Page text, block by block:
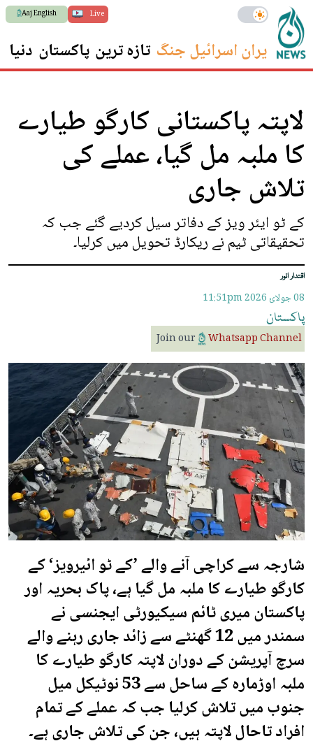
Live
Aaj English
ایران اسرائیل جنگ تازہ ترین پاکستان دنیا
لاپتہ پاکستانی کارگو طیارے
کا ملبہ مل گیا، عملے کی
تلاش جاری
کے ٹو ایئر ویز کے دفاتر سیل کردیے گئے جب کہ
تحقیقاتی ٹیم نے ریکارڈ تحویل میں کرلیا۔
اقتدار انور
08 جولائ 2026 11:51pm
پاکستان
Join our Whatsapp Channel
شارجہ سے کراچی آنے والے ’کے ٹو ائیرویز‘ کے
کارگو طیارے کا ملبہ مل گیا ہے، پاک بحریہ اور
پاکستان میری ٹائم سیکیورٹی ایجنسی نے
سمندر میں 12 گھنٹے سے زائد جاری رہنے والے
سرچ آپریشن کے دوران لاپتہ کارگو طیارے کا
ملبہ اوڑمارہ کے ساحل سے 53 نوٹیکل میل
جنوب میں تلاش کرلیا جب کہ عملے کے تمام
افراد تاحال لاپتہ ہیں، جن کی تلاش جاری ہے۔